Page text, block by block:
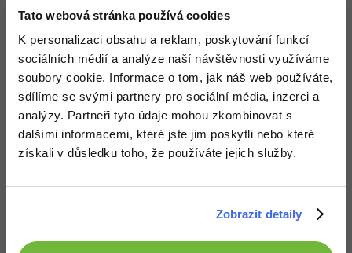
Tato webová stránka používá cookies
K personalizaci obsahu a reklam, poskytování funkcí
sociálních médií a analýze naší návštěvnosti využíváme
soubory cookie. Informace o tom, jak náš web používáte,
sdílíme se svými partnery pro sociální média, inzerci a
analýzy. Partneři tyto údaje mohou zkombinovat s
dalšími informacemi, které jste jim poskytli nebo které
získali v důsledku toho, že používáte jejich služby.
Zobrazit detaily
Text a písmo - CSS vlastnosti